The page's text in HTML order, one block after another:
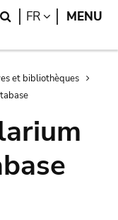
Search
FR LANGUAGE
MENU
et bibliothèques